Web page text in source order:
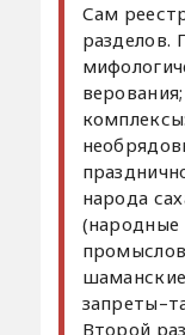
Сам
разделов.
народа
(народные
Второй